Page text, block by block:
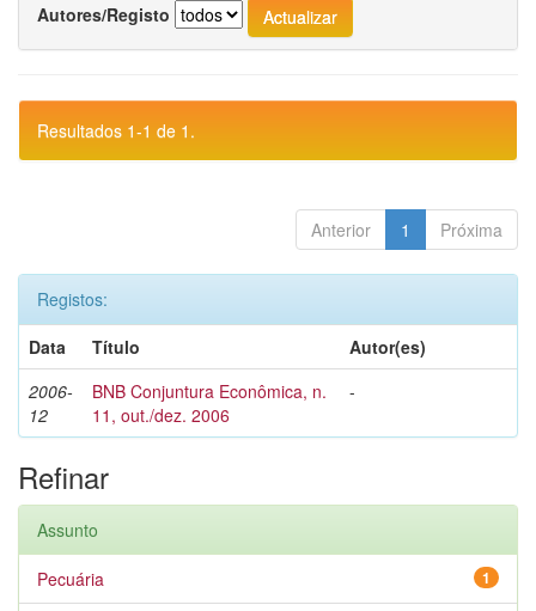
Autores/Registo
Resultados 1-1 de 1.
Anterior 1 Próxima
Registos:
Data
Título
Autor(es)
2006-
12
BNB Conjuntura Econômica, n.
11, out./dez. 2006
-
Refinar
Assunto
1
Pecuária